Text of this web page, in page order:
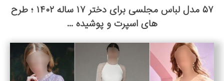
۵۷ مدل لباس مجلسی برای دختر ۱۷ ساله ۱۴۰۲ ؛ طرح
های اسپرت و پوشیده ...